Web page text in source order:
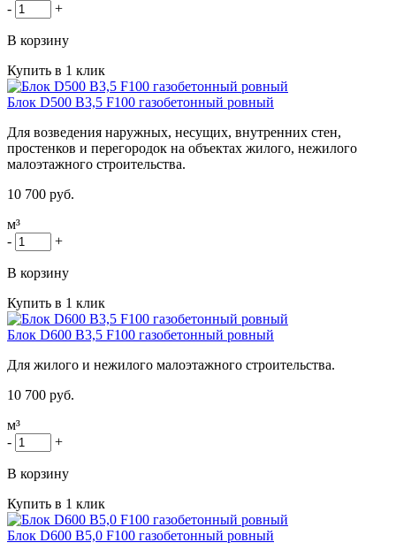
-
+
В корзину
Купить в 1 клик
Блок D500 B3,5 F100 газобетонный ровный
Для возведения наружных, несущих, внутренних стен,
простенков и перегородок на объектах жилого, нежилого
малоэтажного строительства.
10 700 руб.
м³
-
+
В корзину
Купить в 1 клик
Блок D600 B3,5 F100 газобетонный ровный
Для жилого и нежилого малоэтажного строительства.
10 700 руб.
м³
-
+
В корзину
Купить в 1 клик
Блок D600 B5,0 F100 газобетонный ровный